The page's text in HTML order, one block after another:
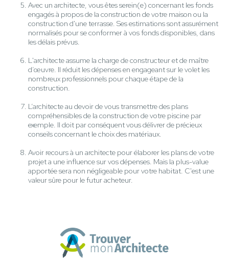
Avec un architecte, vous êtes serein(e) concernant les fonds
engagés à propos de la construction de votre maison ou la
construction d'une terrasse. Ses estimations sont assurément
normalisés pour se conformer à vos fonds disponibles, dans
les délais prévus.
L'architecte assume la charge de constructeur et de maître
d’œuvre. Il réduit les dépenses en engageant sur le volet les
nombreux professionnels pour chaque étape de la
construction.
L’architecte au devoir de vous transmettre des plans
compréhensibles de la construction de votre piscine par
exemple. Il doit par conséquent vous délivrer de précieux
conseils concernant le choix des matériaux.
Avoir recours à un architecte pour élaborer les plans de votre
projet a une influence sur vos dépenses. Mais la plus-value
apportée sera non négligeable pour votre habitat. C'est une
valeur sûre pour le futur acheteur.